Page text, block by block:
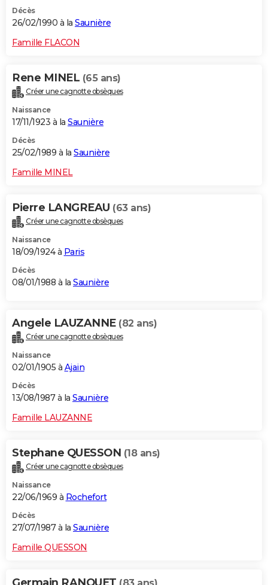
Décès
26/02/1990 à la Saunière
Famille FLACON
Rene MINEL (65 ans)
Créer une cagnotte obsèques
Naissance
17/11/1923 à la Saunière
Décès
25/02/1989 à la Saunière
Famille MINEL
Pierre LANGREAU (63 ans)
Créer une cagnotte obsèques
Naissance
18/09/1924 à Paris
Décès
08/01/1988 à la Saunière
Angele LAUZANNE (82 ans)
Créer une cagnotte obsèques
Naissance
02/01/1905 à Ajain
Décès
13/08/1987 à la Saunière
Famille LAUZANNE
Stephane QUESSON (18 ans)
Créer une cagnotte obsèques
Naissance
22/06/1969 à Rochefort
Décès
27/07/1987 à la Saunière
Famille QUESSON